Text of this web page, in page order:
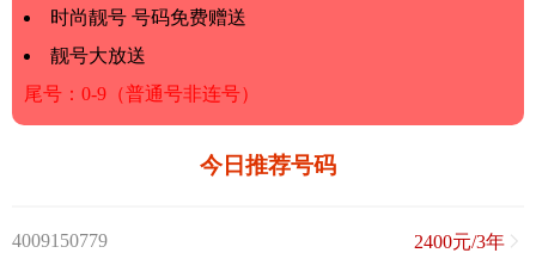
时尚靓号 号码免费赠送
靓号大放送
尾号：0-9（普通号非连号）
今日推荐号码
4009150779 2400元/3年